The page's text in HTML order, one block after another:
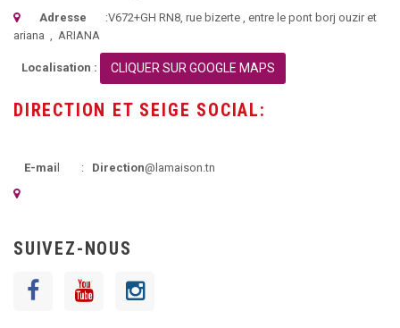
Adresse :V672+GH RN8, rue bizerte , entre le pont borj ouzir et
ariana , ARIANA
Localisation : CLIQUER SUR GOOGLE MAPS
DIRECTION ET SEIGE SOCIAL:
E-mai l : Direction@lamaison.tn
SUIVEZ-NOUS